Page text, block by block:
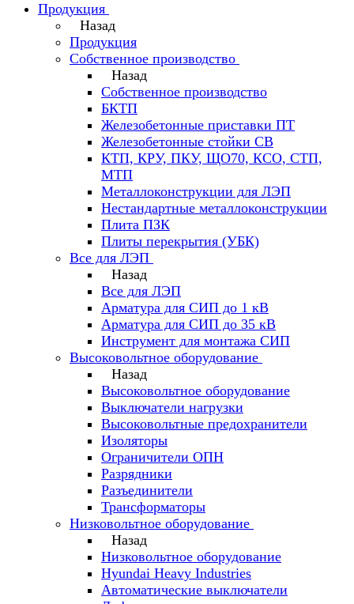
Продукция
Назад
Продукция
Собственное производство
Назад
Собственное производство
БКТП
Железобетонные приставки ПТ
Железобетонные стойки СВ
КТП, КРУ, ПКУ, ЩО70, КСО, СТП,
МТП
Металлоконструкции для ЛЭП
Нестандартные металлоконструкции
Плита ПЗК
Плиты перекрытия (УБК)
Все для ЛЭП
Назад
Все для ЛЭП
Арматура для СИП до 1 кВ
Арматура для СИП до 35 кВ
Инструмент для монтажа СИП
Высоковольтное оборудование
Назад
Высоковольтное оборудование
Выключатели нагрузки
Высоковольтные предохранители
Изоляторы
Ограничители ОПН
Разрядники
Разъединители
Трансформаторы
Низковольтное оборудование
Назад
Низковольтное оборудование
Hyundai Heavy Industries
Автоматические выключатели